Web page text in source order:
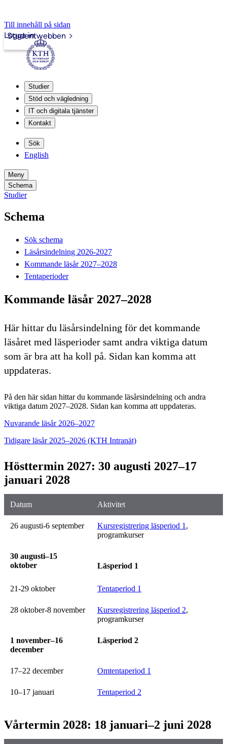
Till innehåll på sidan
Studentwebben
Logga in
Studier
Stöd och vägledning
IT och digitala tjänster
Kontakt
Sök
English
Meny
Schema
Studier
Schema
Sök schema
Läsårsindelning 2026-2027
Kommande läsår 2027–2028
Tentaperioder
Kommande läsår 2027–2028
Här hittar du läsårsindelning för det kommande
läsåret med läsperioder samt andra viktiga datum
som är bra att ha koll på. Sidan kan komma att
uppdateras.
På den här sidan hittar du kommande läsårsindelning och andra
viktiga datum 2027–2028. Sidan kan komma att uppdateras.
Nuvarande läsår 2026–2027
Tidigare läsår 2025–2026 (KTH Intranät)
Hösttermin 2027: 30 augusti 2027–17
januari 2028
Datum Aktivitet
26 augusti-6 september Kursregistrering läsperiod 1 ,
programkurser
30 augusti–15
oktober
Läsperiod 1
21-29 oktober Tentaperiod 1
28 oktober-8 november Kursregistrering läsperiod 2,
programkurser
1 november–16
december
Läsperiod 2
17–22 december Omtentaperiod 1
10–17 januari Tentaperiod 2
Vårtermin 2028: 18 januari–2 juni 2028